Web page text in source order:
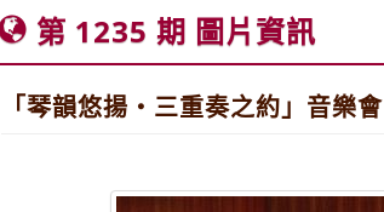
第 1235 期 圖片資訊
「琴韻悠揚・三重奏之約」音樂會